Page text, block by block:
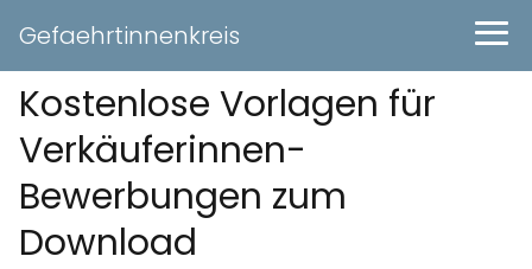
Gefaehrtinnenkreis
Kostenlose Vorlagen für
Verkäuferinnen-
Bewerbungen zum
Download